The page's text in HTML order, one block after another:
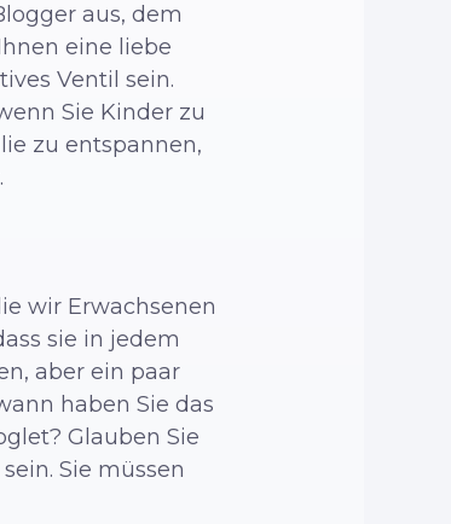
aus, dem
eine liebe
Ventil sein.
Sie Kinder zu
zu entspannen,
wir Erwachsenen
sie in jedem
aber ein paar
haben Sie das
Glauben Sie
sein. Sie müssen